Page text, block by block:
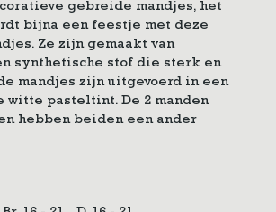
gebreide mandjes, het
bijna een feestje met deze
Ze zijn gemaakt van
synthetische stof die sterk en
mandjes zijn uitgevoerd in een
witte pasteltint. De 2 manden
hebben beiden een ander